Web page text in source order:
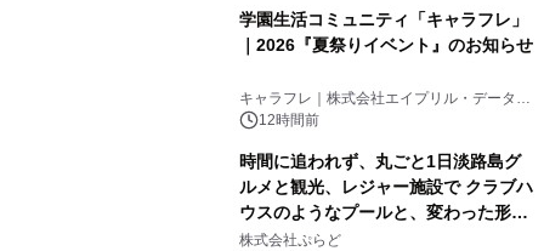
学園生活コミュニティ「キャラフレ」
｜2026『夏祭りイベント』のお知らせ
キャラフレ｜株式会社エイプリル・データ・
デザインズ
12時間前
時間に追われず、丸ごと1日淡路島グ
ルメと観光、レジャー施設で クラブハ
ウスのようなプールと、変わった形の
サウナも 「THE BOXY AWAJI」のお
株式会社ぷらど